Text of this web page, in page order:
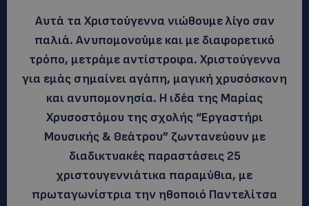
Αυτά τα Χριστούγεννα νιώθουμε λίγο σαν
παλιά. Ανυπομονούμε και με διαφορετικό
τρόπο, μετράμε αντίστροφα. Χριστούγεννα
για εμάς σημαίνει αγάπη, μαγική χρυσόσκονη
και ανυπομονησία. Η ιδέα της Μαρίας
Χρυσοστόμου της σχολής “Εργαστήρι
Μουσικής & Θεάτρου” ζωντανεύουν με
διαδικτυακές παραστάσεις 25
χριστουγεννιάτικα παραμύθια, με
πρωταγωνίστρια την ηθοποιό Παντελίτσα